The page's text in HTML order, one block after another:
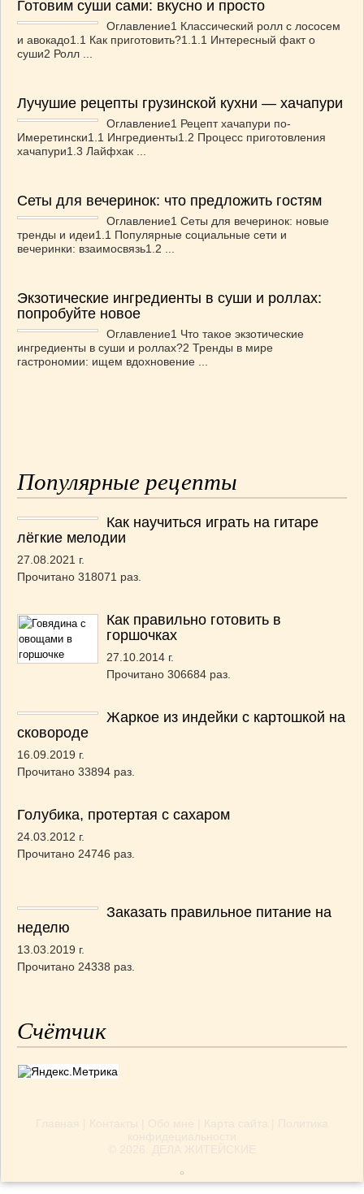
Готовим суши сами: вкусно и просто
Оглавление1 Классический ролл с лососем
и авокадо1.1 Как приготовить?1.1.1 Интересный факт о
суши2 Ролл ...
Лучушие рецепты грузинской кухни — хачапури
Оглавление1 Рецепт хачапури по-
Имеретински1.1 Ингредиенты1.2 Процесс приготовления
хачапури1.3 Лайфхак ...
Сеты для вечеринок: что предложить гостям
Оглавление1 Сеты для вечеринок: новые
тренды и идеи1.1 Популярные социальные сети и
вечеринки: взаимосвязь1.2 ...
Экзотические ингредиенты в суши и роллах:
попробуйте новое
Оглавление1 Что такое экзотические
ингредиенты в суши и роллах?2 Тренды в мире
гастрономии: ищем вдохновение ...
Популярные рецепты
Как научиться играть на гитаре
лёгкие мелодии
27.08.2021 г.
Прочитано 318071 раз.
Как правильно готовить в
горшочках
27.10.2014 г.
Прочитано 306684 раз.
Жаркое из индейки с картошкой на
сковороде
16.09.2019 г.
Прочитано 33894 раз.
Голубика, протертая с сахаром
24.03.2012 г.
Прочитано 24746 раз.
Заказать правильное питание на
неделю
13.03.2019 г.
Прочитано 24338 раз.
Счётчик